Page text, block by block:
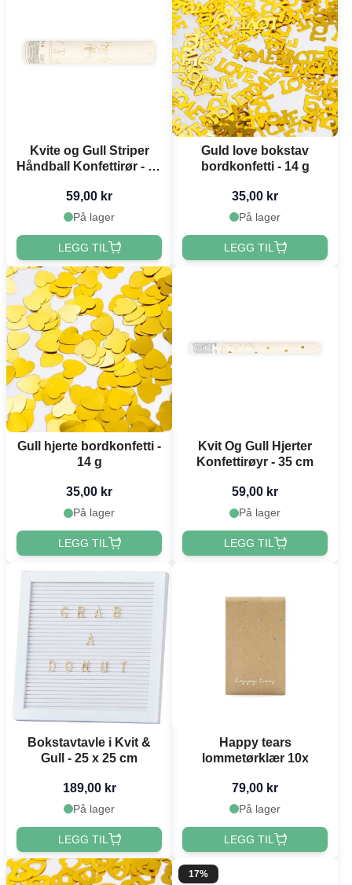
Kvite og Gull Striper
Håndball Konfettirør - 25
59,00 kr
På lager
LEGG TIL
Guld love bokstav
bordkonfetti - 14 g
35,00 kr
På lager
LEGG TIL
Gull hjerte bordkonfetti -
14 g
35,00 kr
På lager
LEGG TIL
Kvit Og Gull Hjerter
Konfettirøyr - 35 cm
59,00 kr
På lager
LEGG TIL
Bokstavtavle i Kvit &
Gull - 25 x 25 cm
189,00 kr
På lager
LEGG TIL
Happy tears
lommetørklær 10x
79,00 kr
På lager
LEGG TIL
17%